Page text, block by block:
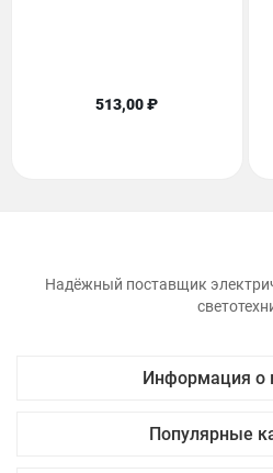
513,00 ₽
Надёжный поставщик
Информация о
Популярные